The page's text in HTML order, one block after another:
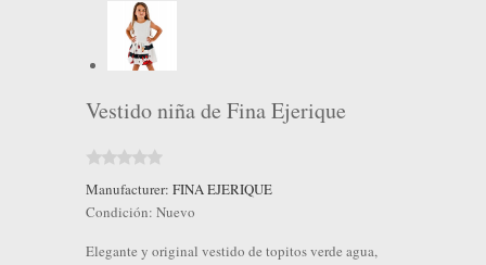
Vestido niña de Fina Ejerique
Manufacturer: FINA EJERIQUE
Condición: Nuevo
Elegante y original vestido de topitos verde agua,